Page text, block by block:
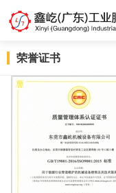
荣誉证书